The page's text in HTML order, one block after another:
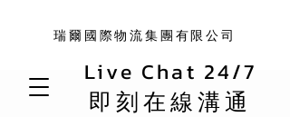
Live Chat 24/7
即刻在線溝通
瑞爾國際物流集團有限公司